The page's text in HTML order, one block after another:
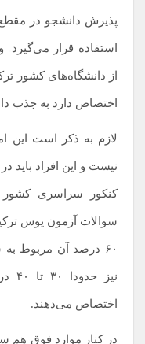
پذیرش دانشجو در
استفاده قرار می‌گیرد
از دانشگاه‌‌های کشور
اختصاص دارد به جذب
لازم به ذکر است این
کنکور سراسری کشور
سوالات آزمون یوس ترکیه بین ۸۰ تا
۶۰ درصد آن مربوط
نیز
اختصاص می‌دهند.